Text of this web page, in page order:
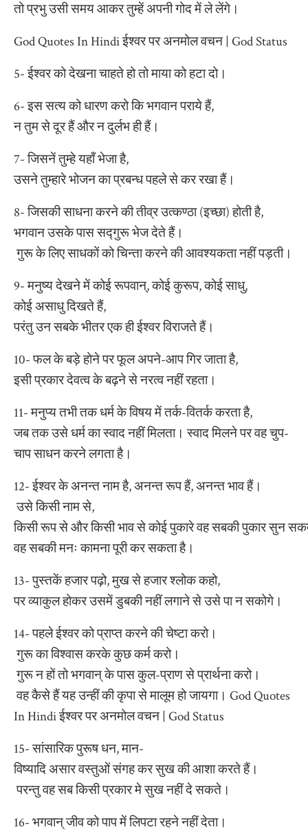
तो प्रभु उसी समय आकर तुम्हें अपनी गोद में ले लेंगे।
God Quotes In Hindi ईश्वर पर अनमोल वचन | God Status
5- ईश्वर को देखना चाहते हो तो माया को हटा दो।
6- इस सत्य को धारण करो कि भगवान पराये हैं,
न तुम से दूर हैं और न दुर्लभ ही हैं।
7- जिसनें तुम्हे यहाँ भेजा है,
उसने तुम्हारे भोजन का प्रबन्ध पहले से कर रखा हैं।
8- जिसकी साधना करने की तीव्र उत्कण्ठा (इच्छा) होती है,
भगवान उसके पास सद्गुरू भेज देते हैं।
गुरू के लिए साधकों को चिन्ता करने की आवश्यकता नहीं पड़ती।
9- मनुष्य देखने में कोई रूपवान्, कोई कुरूप, कोई साधु,
कोई असाधु दिखते हैं,
परंतु उन सबके भीतर एक ही ईश्वर विराजते हैं।
10- फल के बड़े होने पर फूल अपने-आप गिर जाता है,
इसी प्रकार देवत्व के बढ़ने से नरत्व नहीं रहता।
11- मनुप्य तभी तक धर्म के विषय में तर्क-वितर्क करता है,
जब तक उसे धर्म का स्वाद नहीं मिलता। स्वाद मिलने पर वह चुप-
चाप साधन करने लगता है।
12- ईश्वर के अनन्त नाम है, अनन्त रूप हैं, अनन्त भाव हैं।
उसे किसी नाम से,
किसी रूप से और किसी भाव से कोई पुकारे वह सबकी पुकार सुन
वह सबकी मनः कामना पूरी कर सकता है।
13- पुस्तकें हजार पढ़ो, मुख से हजार श्लोक कहो,
पर व्याकुल होकर उसमें डुबकी नहीं लगाने से उसे पा न सकोगे।
14- पहले ईश्वर को प्राप्त करने की चेष्टा करो।
गुरू का विश्वास करके कुछ कर्म करो।
गुरू न हों तो भगवान् के पास कुल-प्राण से प्रार्थना करो।
वह कैसे हैं यह उन्हीं की कृपा से मालूम हो जायगा। God Quotes
In Hindi ईश्वर पर अनमोल वचन | God Status
15- सांसारिक पुरूष धन, मान-
विष्यादि असार वस्तुओं संगह कर सुख की आशा करते हैं।
परन्तु वह सब किसी प्रकार मे सुख नहीं दे सकते।
16- भगवान् जीव को पाप में लिपटा रहने नहीं देता।